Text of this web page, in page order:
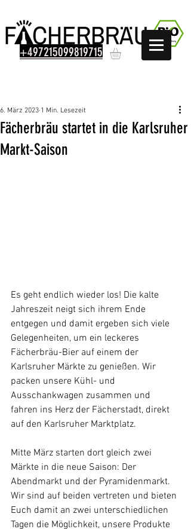
+497215099819715
Fächerbräu startet in die Karlsruher
Markt-Saison
6. März 2023 1 Min. Lesezeit
Es geht endlich wieder los! Die kalte
Jahreszeit neigt sich ihrem Ende
entgegen und damit ergeben sich viele
Gelegenheiten, um ein leckeres
Fächerbräu-Bier auf einem der
Karlsruher Märkte zu genießen. Wir
packen unsere Kühl- und
Ausschankwagen zusammen und
fahren ins Herz der Fächerstadt, direkt
auf den Karlsruher Marktplatz.
Mitte März starten dort gleich zwei
Märkte in die neue Saison: Der
Abendmarkt und der Pyramidenmarkt.
Wir sind auf beiden vertreten und bieten
Euch damit an zwei unterschiedlichen
Tagen die Möglichkeit, unsere Produkte